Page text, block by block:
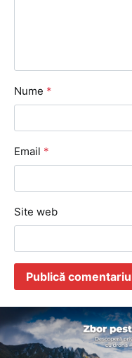
Nume *
Email *
Site web